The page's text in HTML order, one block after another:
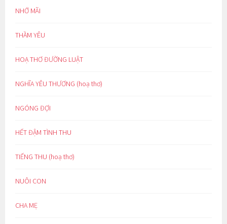
NHỚ MÃI
THẦM YÊU
HOẠ THƠ ĐƯỜNG LUẬT
NGHĨA YÊU THƯƠNG (hoạ thơ)
NGÓNG ĐỢI
HẾT ĐẬM TÌNH THU
TIẾNG THU (hoạ thơ)
NUÔI CON
CHA MẸ